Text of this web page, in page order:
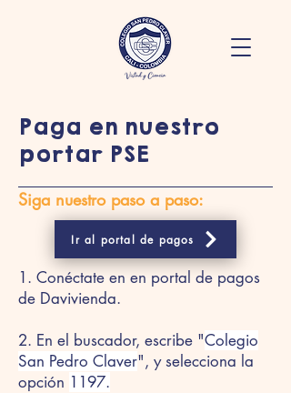
Paga en nuestro
portar PSE
Siga nuestro paso a paso:
Ir al portal de pagos
1. Conéctate en en portal de pagos
de Davivienda.
2. En el buscador, escribe "Colegio
San Pedro Claver", y selecciona la
opción 1197.